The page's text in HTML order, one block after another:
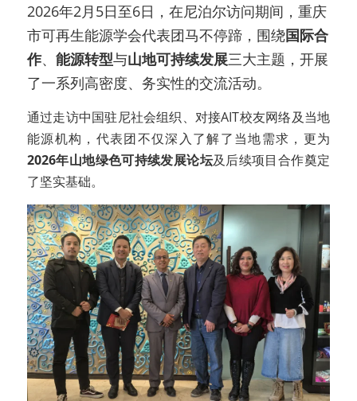
2026年2月5日至6日，在尼泊尔访问期间，重庆
市可再生能源学会代表团马不停蹄，围绕国际合
作、 能源转型与山地可持续发展三大主题，开展
了一系列高密度、务实性的交流活动。
通过走访中国驻尼社会组织、对接AIT校友网络及当地
能源机构，代表团不仅深入了解了当地需求，更为
2026年山地绿色可持续发展论坛及后续项目合作奠定
了坚实基础。